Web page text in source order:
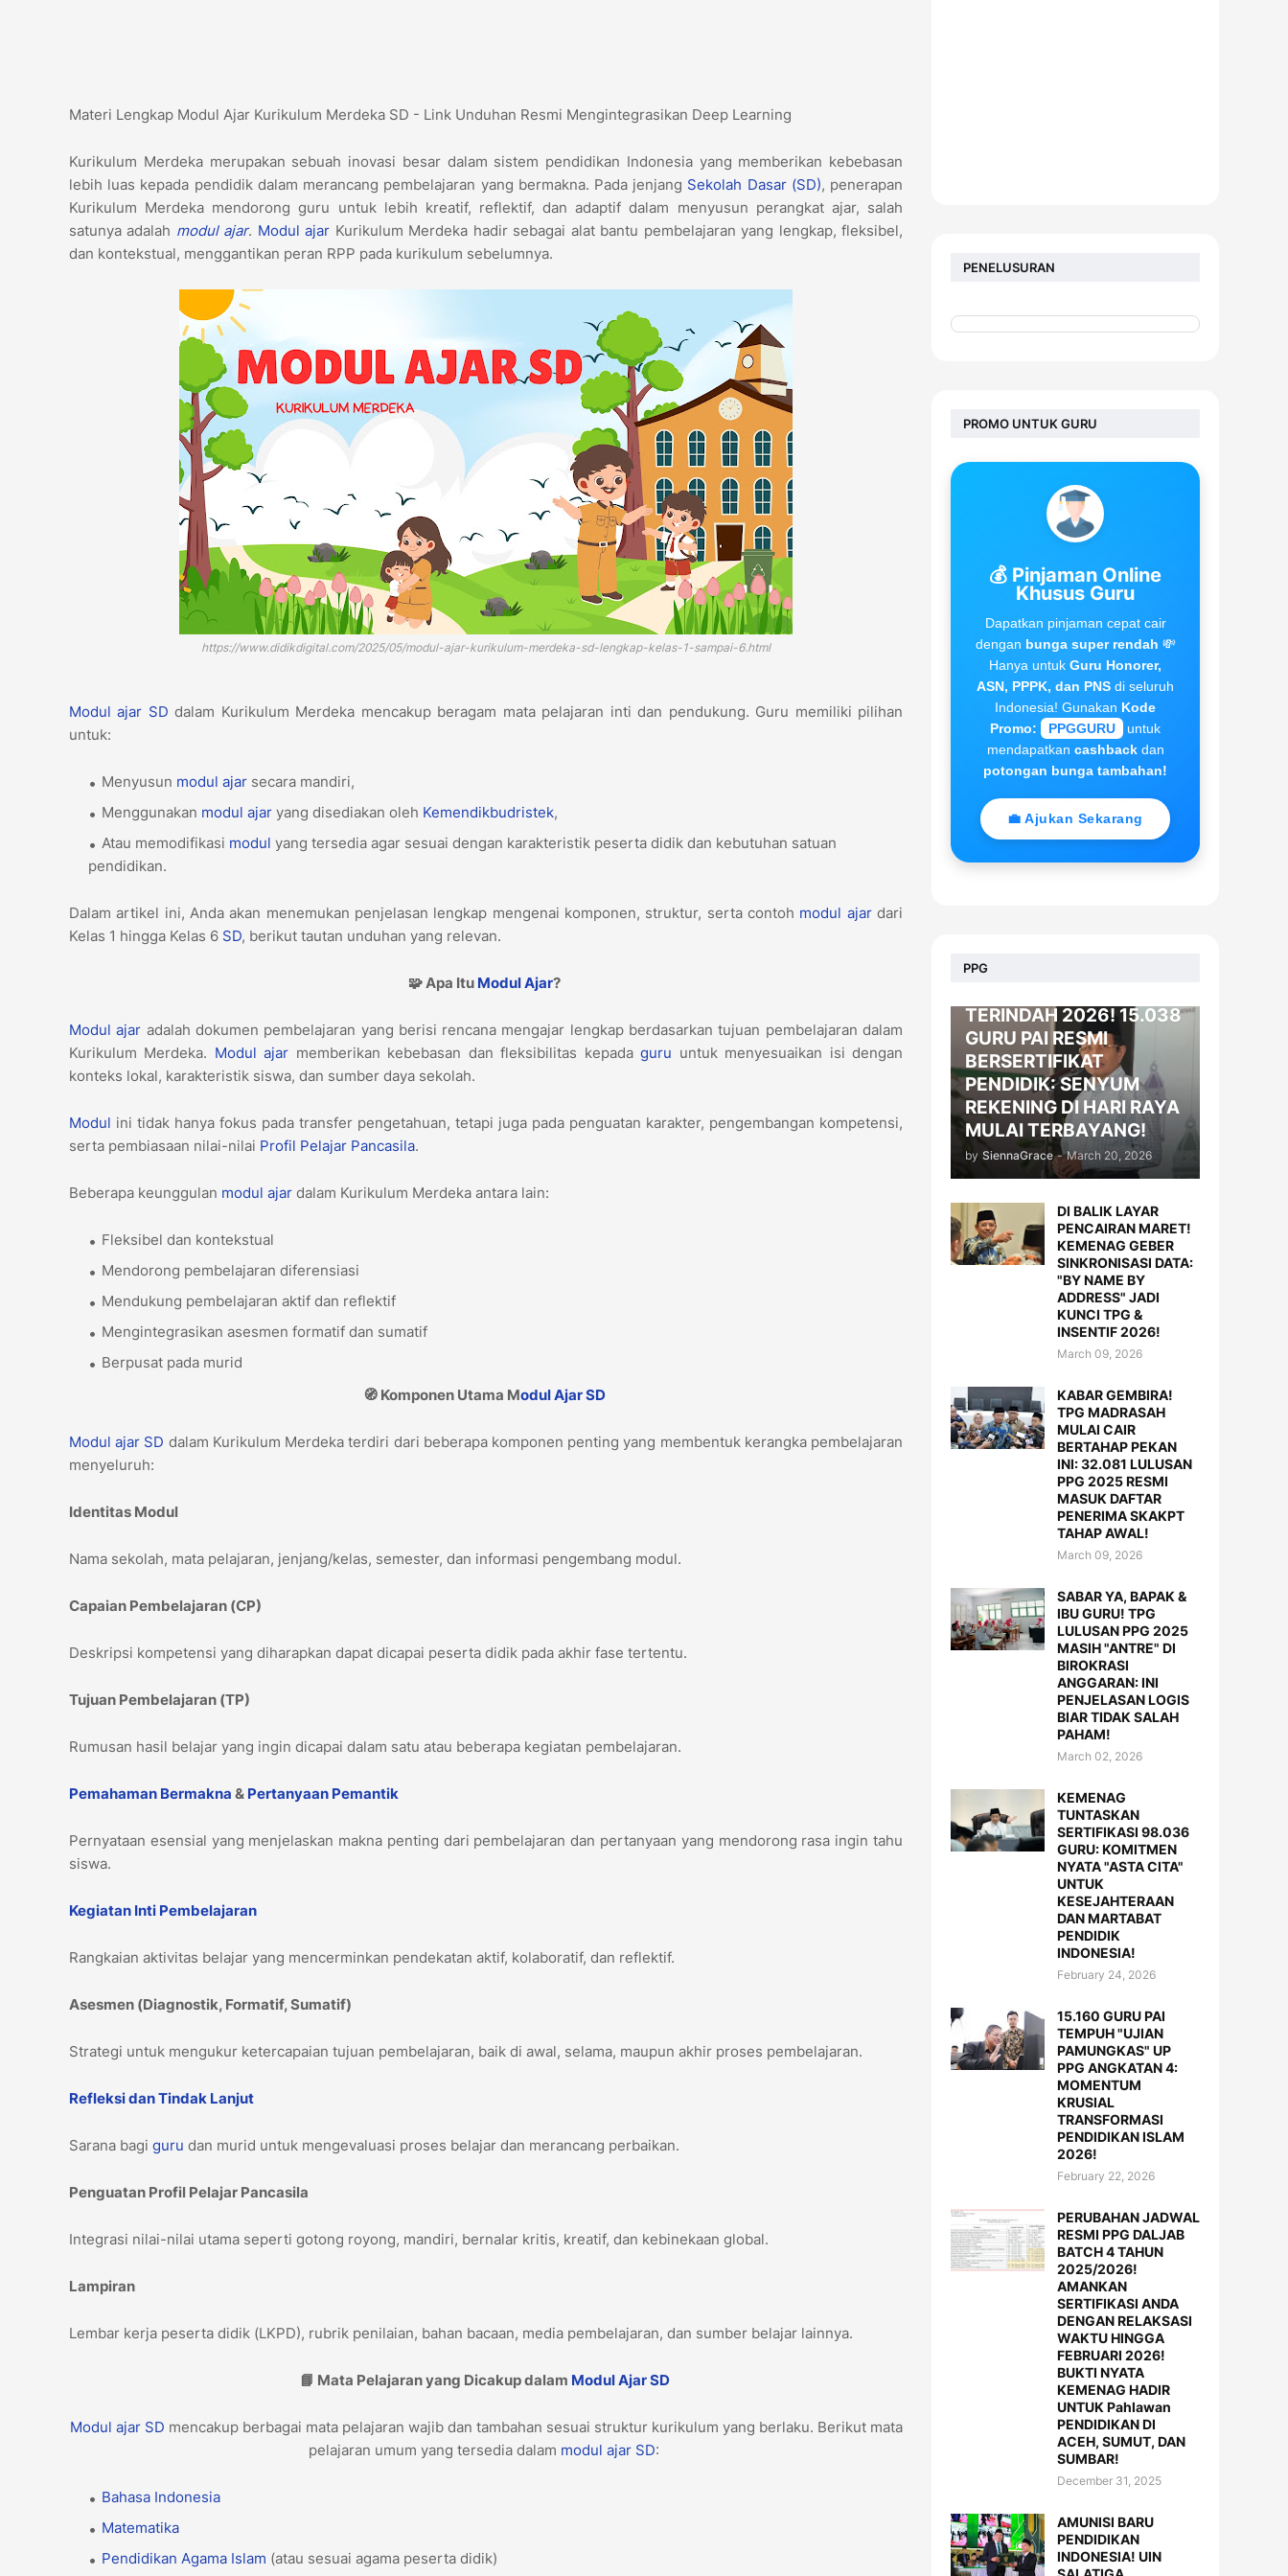
Materi Lengkap Modul Ajar Kurikulum Merdeka SD - Link Unduhan Resmi Mengintegrasikan Deep Learning
Kurikulum Merdeka merupakan sebuah inovasi besar dalam sistem pendidikan Indonesia yang memberikan kebebasan
lebih luas kepada pendidik dalam merancang pembelajaran yang bermakna. Pada jenjang Sekolah Dasar (SD), penerapan
Kurikulum Merdeka mendorong guru untuk lebih kreatif, reflektif, dan adaptif dalam menyusun perangkat ajar, salah
satunya adalah modul ajar. Modul ajar Kurikulum Merdeka hadir sebagai alat bantu pembelajaran yang lengkap, fleksibel,
dan kontekstual, menggantikan peran RPP pada kurikulum sebelumnya.
https://www.didikdigital.com/2025/05/modul-ajar-kurikulum-merdeka-sd-lengkap-kelas-1-sampai-6.html
Modul ajar SD dalam Kurikulum Merdeka mencakup beragam mata pelajaran inti dan pendukung. Guru memiliki pilihan
untuk:
Menyusun modul ajar secara mandiri,
Menggunakan modul ajar yang disediakan oleh Kemendikbudristek,
Atau memodifikasi modul yang tersedia agar sesuai dengan karakteristik peserta didik dan kebutuhan satuan
pendidikan.
Dalam artikel ini, Anda akan menemukan penjelasan lengkap mengenai komponen, struktur, serta contoh modul ajardari
Kelas 1 hingga Kelas 6 SD, berikut tautan unduhan yang relevan.
🧩 Apa Itu Modul Ajar?
Modul ajar adalah dokumen pembelajaran yang berisi rencana mengajar lengkap berdasarkan tujuan pembelajaran dalam
Kurikulum Merdeka. Modul ajar memberikan kebebasan dan fleksibilitas kepadaguru untuk menyesuaikan isi dengan
konteks lokal, karakteristik siswa, dan sumber daya sekolah.
Modul ini tidak hanya fokus pada transfer pengetahuan, tetapi juga pada penguatan karakter, pengembangan kompetensi,
serta pembiasaan nilai-nilai Profil Pelajar Pancasila.
Beberapa keunggulan modul ajar dalam Kurikulum Merdeka antara lain:
Fleksibel dan kontekstual
Mendorong pembelajaran diferensiasi
Mendukung pembelajaran aktif dan reflektif
Mengintegrasikan asesmen formatif dan sumatif
Berpusat pada murid
🧭 Komponen Utama Modul AjarSD
Modul ajar SD dalam Kurikulum Merdeka terdiri dari beberapa komponen penting yang membentuk kerangka pembelajaran
menyeluruh:
Identitas Modul
Nama sekolah, mata pelajaran, jenjang/kelas, semester, dan informasi pengembang modul.
Capaian Pembelajaran (CP)
Deskripsi kompetensi yang diharapkan dapat dicapai peserta didik pada akhir fase tertentu.
Tujuan Pembelajaran (TP)
Rumusan hasil belajar yang ingin dicapai dalam satu atau beberapa kegiatan pembelajaran.
Pemahaman Bermakna & Pertanyaan Pemantik
Pernyataan esensial yang menjelaskan makna penting dari pembelajaran dan pertanyaan yang mendorong rasa ingin tahu
siswa.
Kegiatan Inti Pembelajaran
Rangkaian aktivitas belajar yang mencerminkan pendekatan aktif, kolaboratif, dan reflektif.
Asesmen (Diagnostik, Formatif, Sumatif)
Strategi untuk mengukur ketercapaian tujuan pembelajaran, baik di awal, selama, maupun akhir proses pembelajaran.
Refleksi dan Tindak Lanjut
Sarana bagi guru dan murid untuk mengevaluasi proses belajar dan merancang perbaikan.
Penguatan Profil Pelajar Pancasila
Integrasi nilai-nilai utama seperti gotong royong, mandiri, bernalar kritis, kreatif, dan kebinekaan global.
Lampiran
Lembar kerja peserta didik (LKPD), rubrik penilaian, bahan bacaan, media pembelajaran, dan sumber belajar lainnya.
📘 Mata Pelajaran yang Dicakup dalam Modul AjarSD
Modul ajar SD mencakup berbagai mata pelajaran wajib dan tambahan sesuai struktur kurikulum yang berlaku. Berikut mata
pelajaran umum yang tersedia dalam modul ajar SD:
Bahasa Indonesia
Matematika
Pendidikan Agama Islam (atau sesuai agama peserta didik)
PENELUSURAN
PROMO UNTUK GURU
💰 Pinjaman Online
Khusus Guru
Dapatkan pinjaman cepat cair
dengan bunga super rendah 💸
Hanya untuk Guru Honorer,
ASN, PPPK, dan PNS di seluruh
Indonesia! Gunakan Kode
Promo:
PPGGURU
untuk
mendapatkan cashbackdan
potongan bunga tambahan!
💼 Ajukan Sekarang
PPG
BERITA
TERINDAH 2026! 15.038
GURU PAI RESMI
BERSERTIFIKAT
PENDIDIK: SENYUM
REKENING DI HARI RAYA
MULAI TERBAYANG!
by SiennaGrace - March 20, 2026
DI BALIK LAYAR
PENCAIRAN MARET!
KEMENAG GEBER
SINKRONISASI DATA:
"BY NAME BY
ADDRESS" JADI
KUNCI TPG &
INSENTIF 2026!
March 09, 2026
KABAR GEMBIRA!
TPG MADRASAH
MULAI CAIR
BERTAHAP PEKAN
INI: 32.081 LULUSAN
PPG 2025 RESMI
MASUK DAFTAR
PENERIMA SKAKPT
TAHAP AWAL!
March 09, 2026
SABAR YA, BAPAK &
IBU GURU! TPG
LULUSAN PPG 2025
MASIH "ANTRE" DI
BIROKRASI
ANGGARAN: INI
PENJELASAN LOGIS
BIAR TIDAK SALAH
PAHAM!
March 02, 2026
KEMENAG
TUNTASKAN
SERTIFIKASI 98.036
GURU: KOMITMEN
NYATA "ASTA CITA"
UNTUK
KESEJAHTERAAN
DAN MARTABAT
PENDIDIK
INDONESIA!
February 24, 2026
15.160 GURU PAI
TEMPUH "UJIAN
PAMUNGKAS" UP
PPG ANGKATAN 4:
MOMENTUM
KRUSIAL
TRANSFORMASI
PENDIDIKAN ISLAM
2026!
February 22, 2026
PERUBAHAN JADWAL
RESMI PPG DALJAB
BATCH 4 TAHUN
2025/2026!
AMANKAN
SERTIFIKASI ANDA
DENGAN RELAKSASI
WAKTU HINGGA
FEBRUARI 2026!
BUKTI NYATA
KEMENAG HADIR
UNTUK Pahlawan
PENDIDIKAN DI
ACEH, SUMUT, DAN
SUMBAR!
December 31, 2025
AMUNISI BARU
PENDIDIKAN
INDONESIA! UIN